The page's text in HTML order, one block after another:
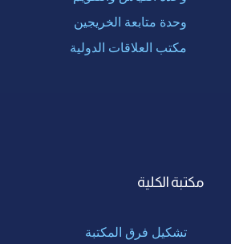
وحدة متابعة الخريجين
مكتب العلاقات الدولية
مكتبة الكلية
تشكيل فرق المكتبة